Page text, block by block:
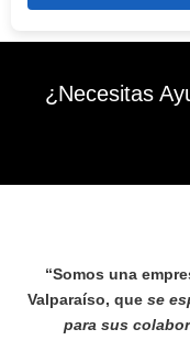
¿Necesitas
“Somos una
Valparaíso, que se
para sus